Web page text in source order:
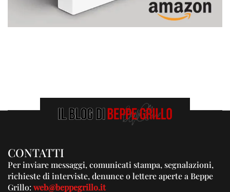
CONTATTI
Per inviare messaggi, comunicati stampa, segnalazioni,
richieste di interviste, denunce o lettere aperte a Beppe
Grillo:web@beppegrillo.it